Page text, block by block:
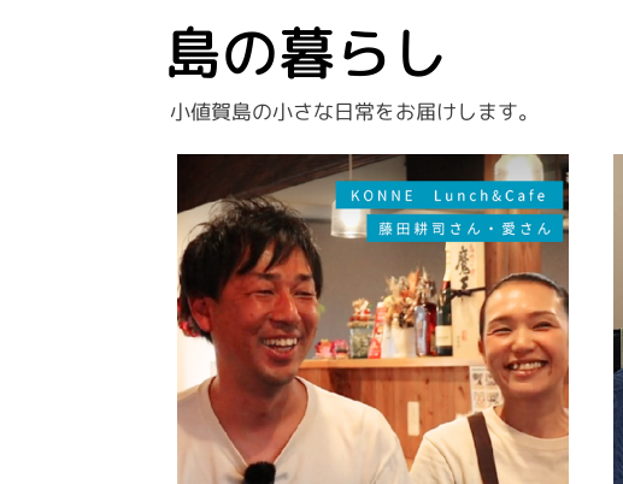
島の暮らし
小値賀島の小さな日常をお届けします。